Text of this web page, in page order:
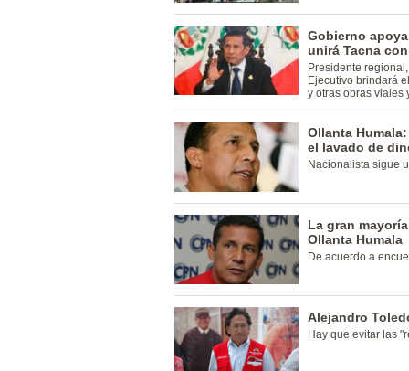
Gobierno
unirá Tacna
Presidente
Ejecutivo brindará
y otras obras viales
Ollanta
el lavado de
Nacionalista sigue
La gran
Ollanta Humala
De acuerdo a
Alejandro
Hay que evitar las